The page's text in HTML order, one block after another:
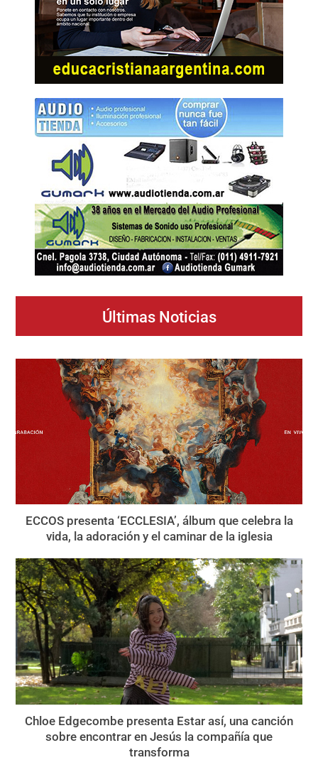
Últimas Noticias
ECCOS presenta ‘ECCLESIA’, álbum que celebra la
vida, la adoración y el caminar de la iglesia
Chloe Edgecombe presenta Estar así, una canción
sobre encontrar en Jesús la compañía que
transforma